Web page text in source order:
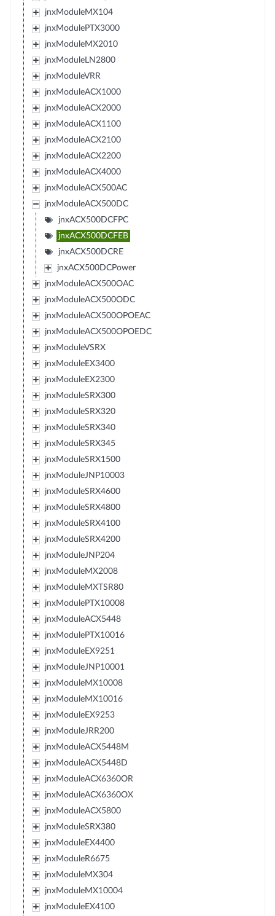
jnxModuleMX104
jnxModulePTX3000
jnxModuleMX2010
jnxModuleLN2800
jnxModuleVRR
jnxModuleACX1000
jnxModuleACX2000
jnxModuleACX1100
jnxModuleACX2100
jnxModuleACX2200
jnxModuleACX4000
jnxModuleACX500AC
jnxModuleACX500DC
jnxACX500DCFPC
jnxACX500DCFEB
jnxACX500DCRE
jnxACX500DCPower
jnxModuleACX500OAC
jnxModuleACX500ODC
jnxModuleACX500OPOEAC
jnxModuleACX500OPOEDC
jnxModuleVSRX
jnxModuleEX3400
jnxModuleEX2300
jnxModuleSRX300
jnxModuleSRX320
jnxModuleSRX340
jnxModuleSRX345
jnxModuleSRX1500
jnxModuleJNP10003
jnxModuleSRX4600
jnxModuleSRX4800
jnxModuleSRX4100
jnxModuleSRX4200
jnxModuleJNP204
jnxModuleMX2008
jnxModuleMXTSR80
jnxModulePTX10008
jnxModuleACX5448
jnxModulePTX10016
jnxModuleEX9251
jnxModuleJNP10001
jnxModuleMX10008
jnxModuleMX10016
jnxModuleEX9253
jnxModuleJRR200
jnxModuleACX5448M
jnxModuleACX5448D
jnxModuleACX6360OR
jnxModuleACX6360OX
jnxModuleACX5800
jnxModuleSRX380
jnxModuleEX4400
jnxModuleR6675
jnxModuleMX304
jnxModuleMX10004
jnxModuleEX4100